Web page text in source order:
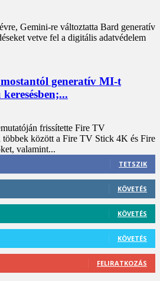
Gemini-re változtatta Bard generatív
vetve fel a digitális adatvédelem
generatív MI-t
frissítette Fire TV
többek között a Fire TV Stick 4K és Fire
valamint...
TETSZIK
KÖVETÉS
KÖVETÉS
KÖVETÉS
FELIRATKOZÁS